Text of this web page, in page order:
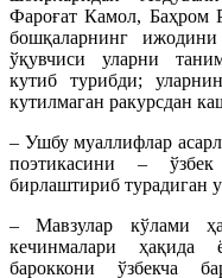
Фароғат Камол, Баҳром
бошқаларнинг
ўқувчиси уларни
кутиб турибди;
кутилмаган ракурсдан
– Ушбу муаллифлар
поэтикасини –
бирлаштириб турадиган
– Мавзулар кўлами
кечинмалари ҳақида
бароккони ўзбекча